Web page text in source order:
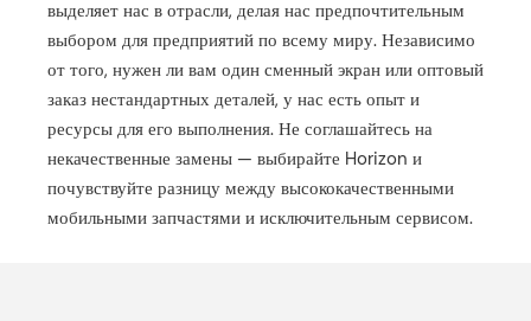
выделяет нас в отрасли, делая нас предпочтительным
выбором для предприятий по всему миру. Независимо
от того, нужен ли вам один сменный экран или оптовый
заказ нестандартных деталей, у нас есть опыт и
ресурсы для его выполнения. Не соглашайтесь на
некачественные замены — выбирайте Horizon и
почувствуйте разницу между высококачественными
мобильными запчастями и исключительным сервисом.